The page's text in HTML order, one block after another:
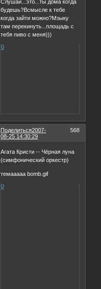
Слушай...это...ты дома когда
будешь?Всмысле к тебе
когда зайти можно?Мзыку
там перекинуть...площадь с
тебя пиво с меня)))
0
Поделиться 568
2007-
08-25 14:30:29
Агата Кристи -- Чёрная луна
(симфонический оркестр)
темааааа bomb.gif
0